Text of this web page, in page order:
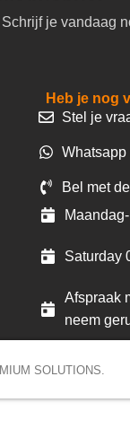
je vandaag
Heb je nog
Stel je
Bel met
Saturday
Afspraak
neem
SOLUTIONS.